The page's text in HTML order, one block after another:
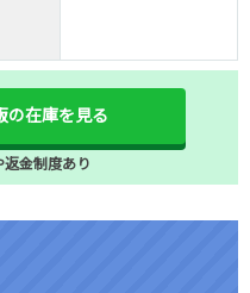
の在庫を見る
金制度あり